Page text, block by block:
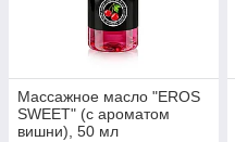
Массажное масло "EROS
SWEET" (с ароматом
вишни), 50 мл